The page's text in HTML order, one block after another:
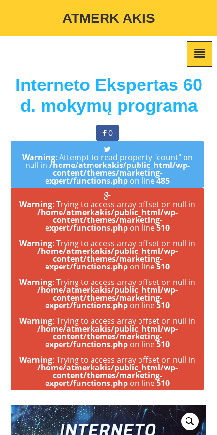
/home/atmerkakis/public_html/wp-content/themes/marketing-
ATMERK AKIS
Interneto Ekspertas 60
d. mokymų programa
0
Warning: Attempt to read property "count" on
null in /home/atmerkakis/public_html/wp-
content/themes/marketing-
expert/functions.php on line485
Warning: Trying to access array offset on null in
/home/atmerkakis/public_html/wp-
content/themes/marketing-
expert/functions.php on line510
Warning: Trying to access array offset on null in
/home/atmerkakis/public_html/wp-
content/themes/marketing-
expert/functions.php on line510
Warning: Trying to access array offset on null in
/home/atmerkakis/public_html/wp-
content/themes/marketing-
expert/functions.php on line510
Warning: Trying to access array offset on null in
/home/atmerkakis/public_html/wp-
content/themes/marketing-
expert/functions.php on line510
Warning: Trying to access array offset on null in
/home/atmerkakis/public_html/wp-
content/themes/marketing-
expert/functions.php on line510